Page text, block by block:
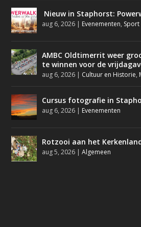
Nieuw in Staphorst:
aug 6, 2026 | Evenementen, Sport
AMBC Oldtimerrit weer
te winnen voor de
aug 6, 2026 | Cultuur en Historie,
Cursus fotografie in
aug 6, 2026 | Evenementen
Rotzooi aan het
aug 5, 2026 |Algemeen